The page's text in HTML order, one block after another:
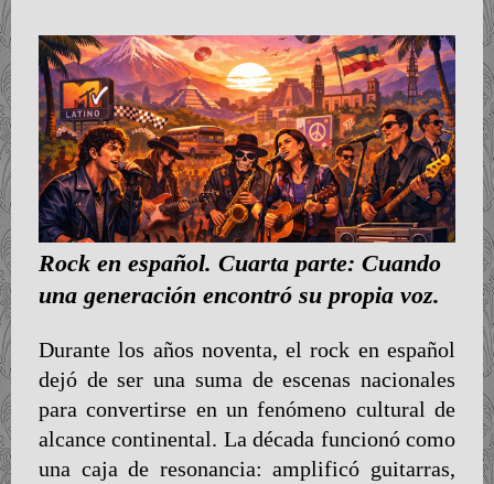
Rock en español. Cuarta parte: Cuando
una generación encontró su propia voz.
Durante los años noventa, el rock en español
dejó de ser una suma de escenas nacionales
para convertirse en un fenómeno cultural de
alcance continental. La década funcionó como
una caja de resonancia: amplificó guitarras,